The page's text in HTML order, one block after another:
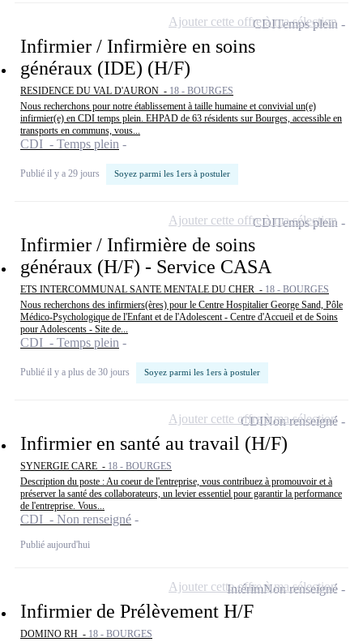
Infirmier / Infirmière en soins
généraux (IDE) (H/F)
RESIDENCE DU VAL D'AURON - 18 - BOURGES
Nous recherchons pour notre établissement à taille humaine et convivial un(e)
infirmier(e) en CDI temps plein. EHPAD de 63 résidents sur Bourges, accessible en
transports en communs, vous...
CDI - Temps plein
Publié il y a 29 jours Soyez parmi les 1ers à postuler
CDITemps plein
Ajouter cette offre à ma sélection
Infirmier / Infirmière de soins
généraux (H/F) - Service CASA
ETS INTERCOMMUNAL SANTE MENTALE DU CHER - 18 - BOURGES
Nous recherchons des infirmiers(ères) pour le Centre Hospitalier George Sand, Pôle
Médico-Psychologique de l'Enfant et de l'Adolescent - Centre d'Accueil et de Soins
pour Adolescents - Site de...
CDI - Temps plein
Publié il y a plus de 30 jours Soyez parmi les 1ers à postuler
CDITemps plein
Ajouter cette offre à ma sélection
Infirmier en santé au travail (H/F)
SYNERGIE CARE - 18 - BOURGES
Description du poste : Au coeur de l'entreprise, vous contribuez à promouvoir et à
préserver la santé des collaborateurs, un levier essentiel pour garantir la performance
de l'entreprise. Vous...
CDI - Non renseigné
Publié aujourd'hui
CDINon renseigné
Ajouter cette offre à ma sélection
Infirmier de Prélèvement H/F
DOMINO RH - 18 - BOURGES
IntérimNon renseigné
Ajouter cette offre à ma sélection